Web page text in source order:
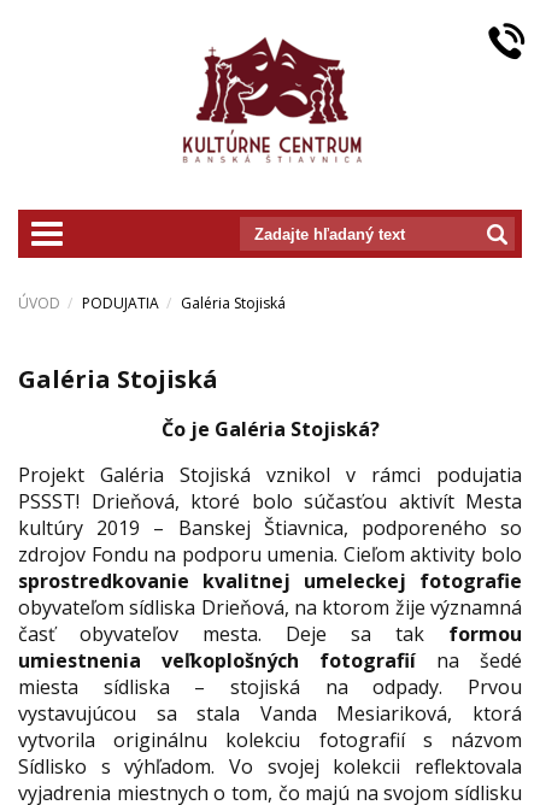
prepnut_navigaciu
ÚVOD PODUJATIA Galéria Stojiská
Galéria Stojiská
Čo je Galéria Stojiská?
Projekt Galéria Stojiská vznikol v rámci podujatia
PSSST! Drieňová, ktoré bolo súčasťou aktivít Mesta
kultúry 2019 – Banskej Štiavnica, podporeného so
zdrojov Fondu na podporu umenia. Cieľom aktivity bolo
sprostredkovanie kvalitnej umeleckej fotografie
obyvateľom sídliska Drieňová, na ktorom žije významná
časť obyvateľov mesta. Deje sa tak formou
umiestnenia veľkoplošných fotografií na šedé
miesta sídliska – stojiská na odpady. Prvou
vystavujúcou sa stala Vanda Mesiariková, ktorá
vytvorila originálnu kolekciu fotografií s názvom
Sídlisko s výhľadom. Vo svojej kolekcii reflektovala
vyjadrenia miestnych o tom, čo majú na svojom sídlisku